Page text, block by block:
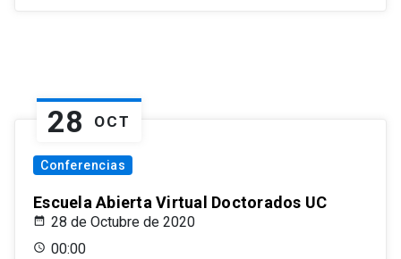
28 OCT
Conferencias
Escuela Abierta Virtual Doctorados UC
28 de Octubre de 2020
00:00